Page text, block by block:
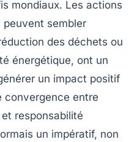
mondiaux. Les actions
peuvent sembler
des déchets ou
énergétique, ont un
un impact positif
convergence entre
responsabilité
un impératif, non